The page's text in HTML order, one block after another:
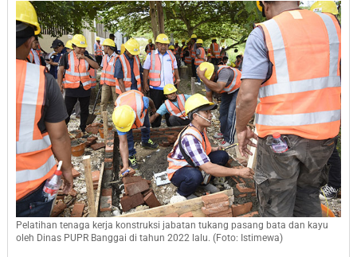
Jabatan
Tukang
Pasang
Bata
dan
Kayu
Pelatihan tenaga kerja konstruksi jabatan tukang pasang bata dan kayu
oleh Dinas PUPR Banggai di tahun 2022 lalu. (Foto: Istimewa)